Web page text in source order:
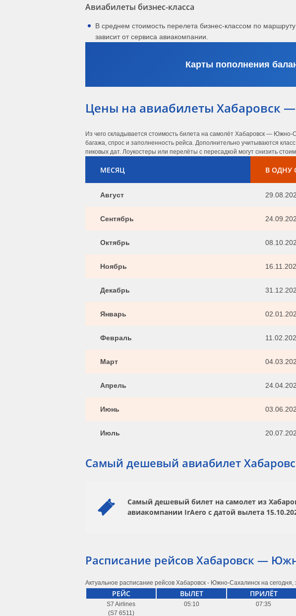
Авиабилеты бизнес-класса
В среднем стоимость перелета бизнес-классом по
зависит от сервиса авиакомпании.
Карты пополнения
Цены на авиабилеты Хабаровск
Из чего складывается стоимость билета на самолёт Хабаровск —
багажа, спрос и заполненность рейса. Дополнительно учитываются
пиковых дат. Лоукостеры или перелёты с пересадкой могут снизить
МЕСЯЦ В ОДНУ
Август
Сентябрь
Октябрь
Ноябрь
Декабрь
Январь
Февраль
Март
Апрель
Июнь
Июль
Самый дешевый авиабилет
Самый дешевый билет на самолет из
авиакомпании IrAero с датой вылета
Расписание рейсов Хабаровск —
Актуальное расписание рейсов Хабаровск - Южно-Сахалинск на
РЕЙС ВЫЛЕТ ПРИЛЁТ
S7 Airlines
(S7 6511)
05:10 07:35